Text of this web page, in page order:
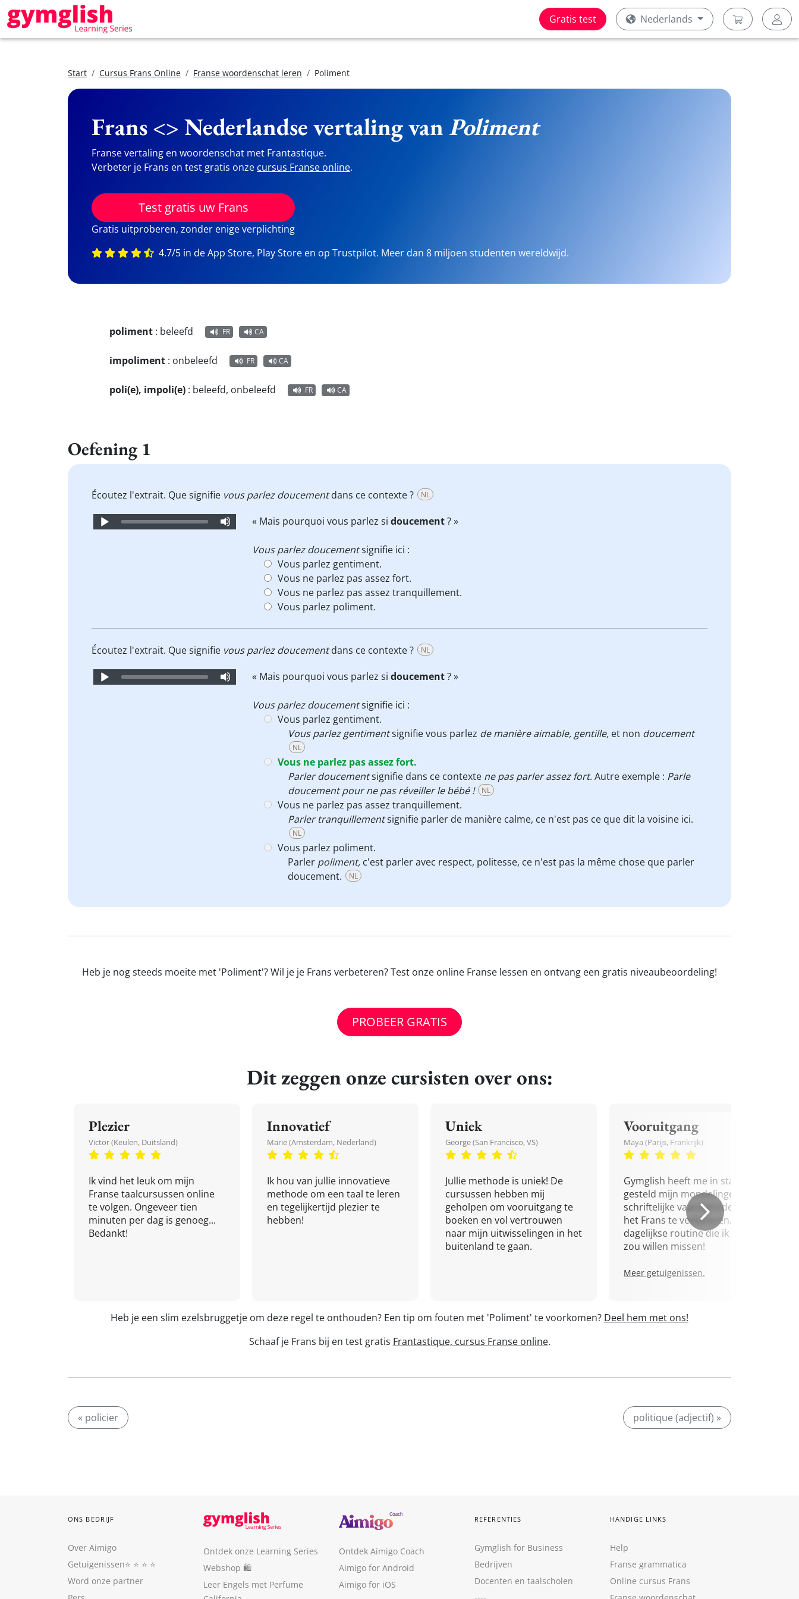
Gratis test Nederlands
Start Cursus Frans Online Franse woordenschat leren Poliment
Frans <> Nederlandse vertaling vanPoliment
Franse vertaling en woordenschat met Frantastique.
Verbeter je Frans en test gratis onze cursus Franse online.
Test gratis uw Frans
Gratis uitproberen, zonder enige verplichting
4.7/5 in de App Store, Play Store en op Trustpilot. Meer dan 8 miljoen studenten wereldwijd.
poliment : beleefd FR CA
impoliment : onbeleefd FR CA
poli(e), impoli(e) : beleefd, onbeleefd FR CA
Oefening 1
Écoutez l'extrait. Que signifie vous parlez doucementdans ce contexte ? NL
Audio
« Mais pourquoi vous parlez si doucement? »
Vous parlez doucementsignifie ici :
Vous parlez gentiment.
Vous ne parlez pas assez fort.
Vous ne parlez pas assez tranquillement.
Vous parlez poliment.
Écoutez l'extrait. Que signifie vous parlez doucementdans ce contexte ? NL
Audio
« Mais pourquoi vous parlez si doucement? »
Vous parlez doucementsignifie ici :
Vous parlez gentiment.
Vous parlez gentimentsignifie vous parlez de manière aimable, gentille, et non doucement
NL
Vous ne parlez pas assez fort.
Parler doucementsignifie dans ce contexte ne pas parler assez fort. Autre exemple : Parle
doucement pour ne pas réveiller le bébé !
NL
Vous ne parlez pas assez tranquillement.
Parler tranquillementsignifie parler de manière calme, ce n'est pas ce que dit la voisine ici.
NL
Vous parlez poliment.
Parler poliment, c'est parler avec respect, politesse, ce n'est pas la même chose que parler
doucement.
NL
Heb je nog steeds moeite met 'Poliment'? Wil je je Frans verbeteren? Test onze online Franse lessen en ontvang een gratis niveaubeoordeling!
PROBEER GRATIS
Dit zeggen onze cursisten over ons:
Plezier
Victor (Keulen, Duitsland)
Ik vind het leuk om mijn
Franse taalcursussen online
te volgen. Ongeveer tien
minuten per dag is genoeg...
Bedankt!
Innovatief
Marie (Amsterdam, Nederland)
Ik hou van jullie innovatieve
methode om een taal te leren
en tegelijkertijd plezier te
hebben!
Uniek
George (San Francisco, VS)
Jullie methode is uniek! De
cursussen hebben mij
geholpen om vooruitgang te
boeken en vol vertrouwen
naar mijn uitwisselingen in het
buitenland te gaan.
Vooruitgang
Maya (Parijs, Frankrijk)
Gymglish heeft me in staat
gesteld mijn mondelinge en
schriftelijke vaardigheden in
het Frans te verbeteren. Een
dagelijkse routine die ik niet
zou willen missen!
Meer getuigenissen.
Heb je een slim ezelsbruggetje om deze regel te onthouden? Een tip om fouten met 'Poliment' te voorkomen? Deel hem met ons!
Schaaf je Frans bij en test gratis Frantastique, cursus Franse online.
« policier politique (adjectif) »
ONS BEDRIJF
Over Aimigo
Getuigenissen⭐️ ⭐️ ⭐️ ⭐️
Word onze partner
Ontdek onze Learning Series
Webshop 🛍
Leer Engels met Perfume
Ontdek Aimigo Coach
Aimigo for Android
Aimigo for iOS
REFERENTIES
Gymglish for Business
Bedrijven
Docenten en taalscholen
HANDIGE LINKS
Help
Franse grammatica
Online cursus Frans